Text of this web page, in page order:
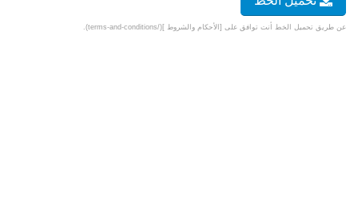
عن طريق تحميل الخط أنت توافق على [الأحكام والشروط ](/terms-and-conditions).